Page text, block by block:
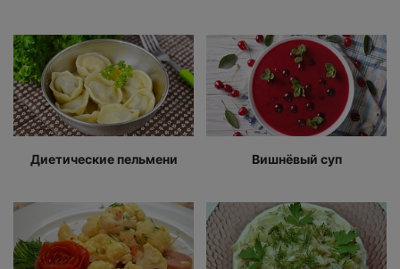
Диетические пельмени Вишнёвый суп